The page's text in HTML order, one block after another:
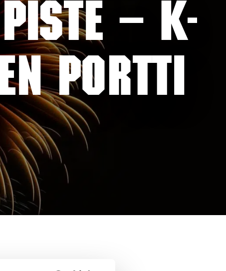
– K-
PORTTI